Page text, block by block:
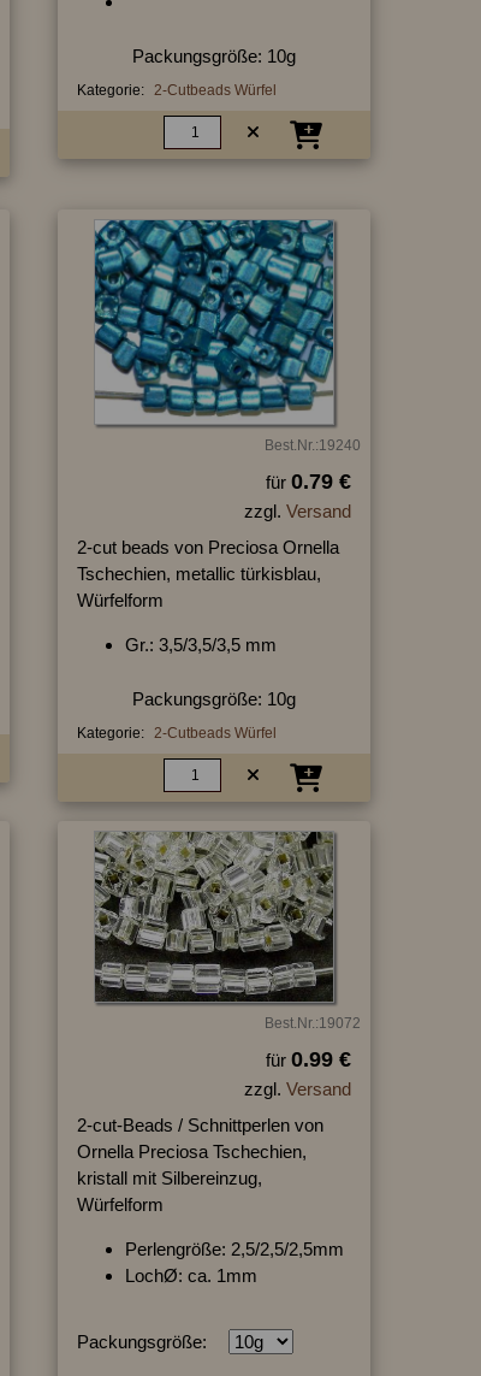
Packungsgröße: 10g
Kategorie: 2-Cutbeads Würfel
Best.Nr.:19240
für 0.79 €
zzgl. Versand
2-cut beads von Preciosa Ornella
Tschechien, metallic türkisblau,
Würfelform
Gr.: 3,5/3,5/3,5 mm
Packungsgröße: 10g
Kategorie: 2-Cutbeads Würfel
Best.Nr.:19072
für 0.99 €
zzgl. Versand
2-cut-Beads / Schnittperlen von
Ornella Preciosa Tschechien,
kristall mit Silbereinzug,
Würfelform
Perlengröße: 2,5/2,5/2,5mm
LochØ: ca. 1mm
Packungsgröße: